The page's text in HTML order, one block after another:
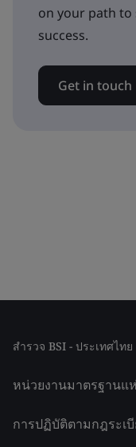
on your path
success.
Get in touch
สำรวจ BSI - ประเทศไทย
หน่วยงานมาตรฐานแ
การปฏิบัติตามกฎระเ